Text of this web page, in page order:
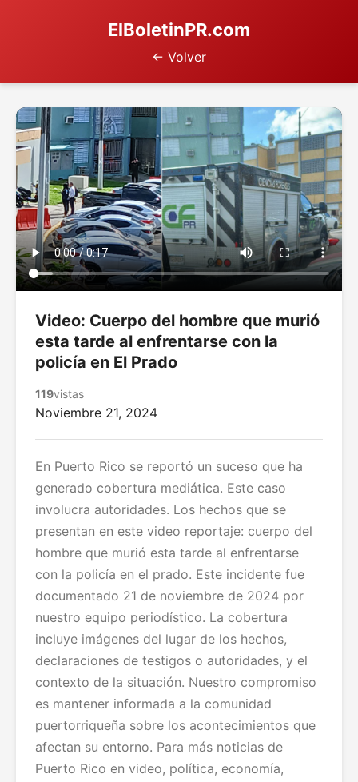
ElBoletinPR.com
← Volver
Video: Cuerpo del hombre que murió
esta tarde al enfrentarse con la
policía en El Prado
119vistas
Noviembre 21, 2024
En Puerto Rico se reportó un suceso que ha
generado cobertura mediática. Este caso
involucra autoridades. Los hechos que se
presentan en este video reportaje: cuerpo del
hombre que murió esta tarde al enfrentarse
con la policía en el prado. Este incidente fue
documentado 21 de noviembre de 2024 por
nuestro equipo periodístico. La cobertura
incluye imágenes del lugar de los hechos,
declaraciones de testigos o autoridades, y el
contexto de la situación. Nuestro compromiso
es mantener informada a la comunidad
puertorriqueña sobre los acontecimientos que
afectan su entorno. Para más noticias de
Puerto Rico en video, política, economía,